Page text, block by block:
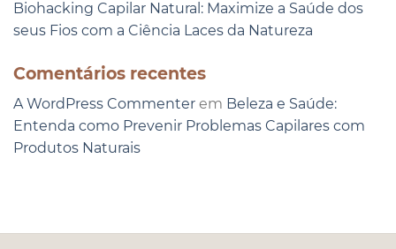
Biohacking Capilar Natural: Maximize a Saúde dos
seus Fios com a Ciência Laces da Natureza
Comentários recentes
A WordPress Commenter em Beleza e Saúde:
Entenda como Prevenir Problemas Capilares com
Produtos Naturais